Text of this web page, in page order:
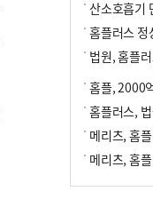
홈플러스 정
법원, 홈플
메리츠, 홈